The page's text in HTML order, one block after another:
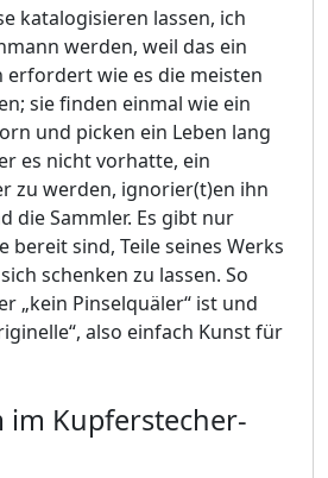
katalogisieren lassen, ich
werden, weil das ein
erfordert wie es die meisten
sie finden einmal wie ein
und picken ein Leben lang
es nicht vorhatte, ein
zu werden, ignorier(t)en ihn
die Sammler. Es gibt nur
bereit sind, Teile seines Werks
schenken zu lassen. So
„kein Pinselquäler“ ist und
also einfach Kunst für
im Kupferstecher-